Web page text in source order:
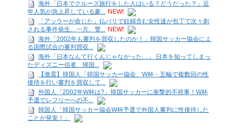
海外「日本でクルーズ旅行をした人はいる？どうだった？」近
年人気が急上昇している豪... NEW!
「アッラーが命じた」仏パリで妊婦含む女性達が包丁で次々刺
される事件発生…一方、警... NEW!
海外「2002年も審判を買収したのか！」韓国サッカー協会によ
る国際試合の審判買収...
海外「日本なんて行くんじゃなかった…」 日本を知ってしまっ
たディズニー信者、帰国...
【激震】韓国人「韓国サッカー協会、W杯・五輪で複数回の性
接待を行い審判を買収して...
外国人「2002年W杯は?」韓国サッカーに衝撃的不祥事！W杯
予選でレフリーへの不...
韓国人「韓国サッカー協会W杯予選で外国人審判に性接待した
ことが発覚！」